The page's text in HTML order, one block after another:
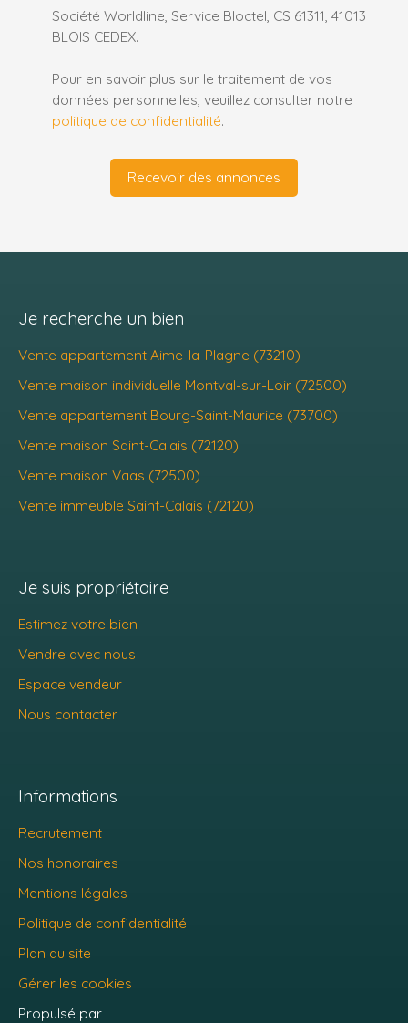
Société Worldline, Service Bloctel, CS 61311, 41013
BLOIS CEDEX.
Pour en savoir plus sur le traitement de vos
données personnelles, veuillez consulter notre
politique de confidentialité.
Recevoir des annonces
Je recherche un bien
Vente appartement Aime-la-Plagne (73210)
Vente maison individuelle Montval-sur-Loir (72500)
Vente appartement Bourg-Saint-Maurice (73700)
Vente maison Saint-Calais (72120)
Vente maison Vaas (72500)
Vente immeuble Saint-Calais (72120)
Je suis propriétaire
Estimez votre bien
Vendre avec nous
Espace vendeur
Nous contacter
Informations
Recrutement
Nos honoraires
Mentions légales
Politique de confidentialité
Plan du site
Gérer les cookies
Propulsé par